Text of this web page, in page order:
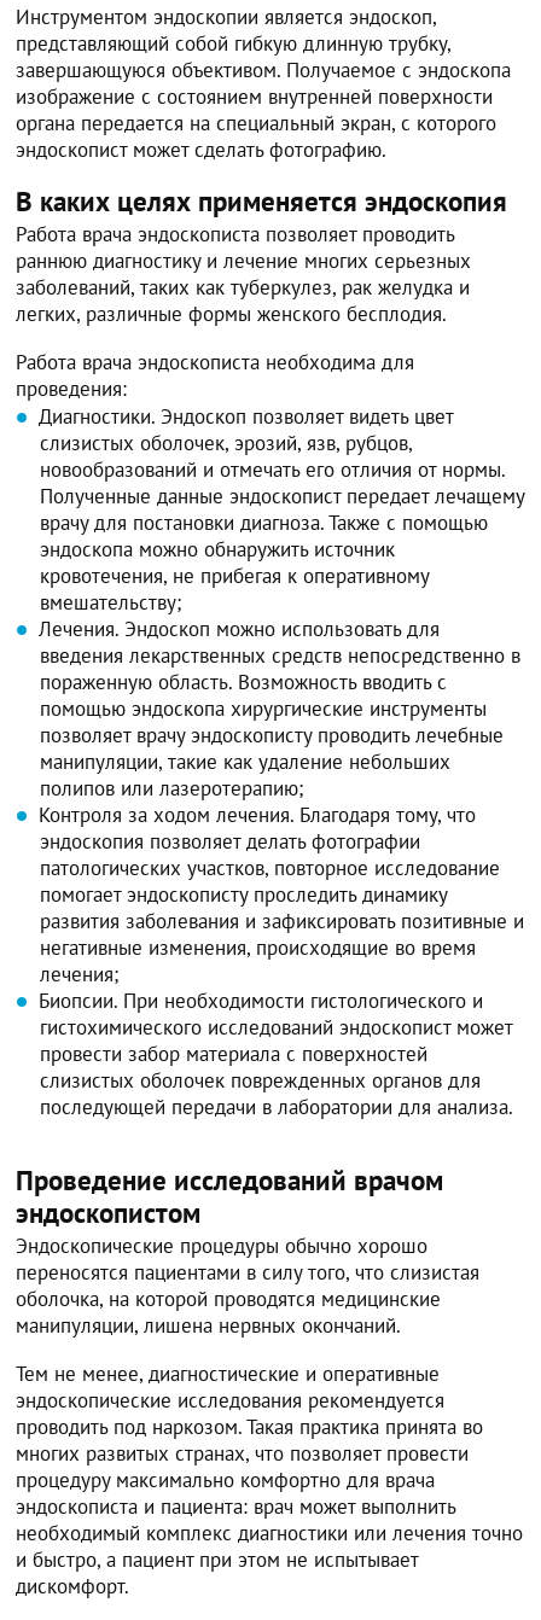
Инструментом эндоскопии является эндоскоп,
представляющий собой гибкую длинную трубку,
завершающуюся объективом. Получаемое с эндоскопа
изображение с состоянием внутренней поверхности
органа передается на специальный экран, с которого
эндоскопист может сделать фотографию.
В каких целях применяется эндоскопия
Работа врача эндоскописта позволяет проводить
раннюю диагностику и лечение многих серьезных
заболеваний, таких как туберкулез, рак желудка и
легких, различные формы женского бесплодия.
Работа врача эндоскописта необходима для
проведения:
Диагностики. Эндоскоп позволяет видеть цвет
слизистых оболочек, эрозий, язв, рубцов,
новообразований и отмечать его отличия от нормы.
Полученные данные эндоскопист передает лечащему
врачу для постановки диагноза. Также с помощью
эндоскопа можно обнаружить источник
кровотечения, не прибегая к оперативному
вмешательству;
Лечения. Эндоскоп можно использовать для
введения лекарственных средств непосредственно в
пораженную область. Возможность вводить с
помощью эндоскопа хирургические инструменты
позволяет врачу эндоскописту проводить лечебные
манипуляции, такие как удаление небольших
полипов или лазеротерапию;
Контроля за ходом лечения. Благодаря тому, что
эндоскопия позволяет делать фотографии
патологических участков, повторное исследование
помогает эндоскописту проследить динамику
развития заболевания и зафиксировать позитивные и
негативные изменения, происходящие во время
лечения;
Биопсии. При необходимости гистологического и
гистохимического исследований эндоскопист может
провести забор материала с поверхностей
слизистых оболочек поврежденных органов для
последующей передачи в лаборатории для анализа.
Проведение исследований врачом
эндоскопистом
Эндоскопические процедуры обычно хорошо
переносятся пациентами в силу того, что слизистая
оболочка, на которой проводятся медицинские
манипуляции, лишена нервных окончаний.
Тем не менее, диагностические и оперативные
эндоскопические исследования рекомендуется
проводить под наркозом. Такая практика принята во
многих развитых странах, что позволяет провести
процедуру максимально комфортно для врача
эндоскописта и пациента: врач может выполнить
необходимый комплекс диагностики или лечения точно
и быстро, а пациент при этом не испытывает
дискомфорт.